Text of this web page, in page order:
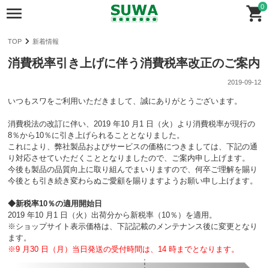
0
TOP 新着情報
消費税率引き上げに伴う消費税率改正のご案内
2019-09-12
いつもスワをご利用いただきまして、誠にありがとうございます。
消費税法の改訂に伴い、2019 年10 月1 日（火）より消費税率が現行の
8％から10％に引き上げられることとなりました。
これにより、弊社製品およびサービスの価格につきましては、下記の通
り対応させていただくこととなりましたので、ご案内申し上げます。
今後も製品の品質向上に取り組んでまいりますので、何卒ご理解を賜り
今後とも引き続き変わらぬご愛顧を賜りますようお願い申し上げます。
◆新税率10％の適用開始日
2019 年10 月1 日（火）出荷分から新税率（10％）を適用。
※ショップサイト表示価格は、下記記載のメンテナンス後に変更となり
ます。
※9 月30 日（月）当日発送の受付時間は、14 時までとなります。